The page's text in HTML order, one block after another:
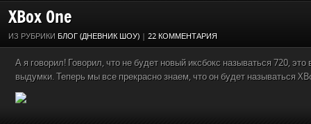
XBox One
ИЗ РУБРИКИ БЛОГ (ДНЕВНИК ШОУ) | 22 КОММЕНТАРИЯ
А я говорил! Говорил, что не будет новый иксбокс называться 720,
выдумки. Теперь мы все прекрасно знаем, что он будет называться